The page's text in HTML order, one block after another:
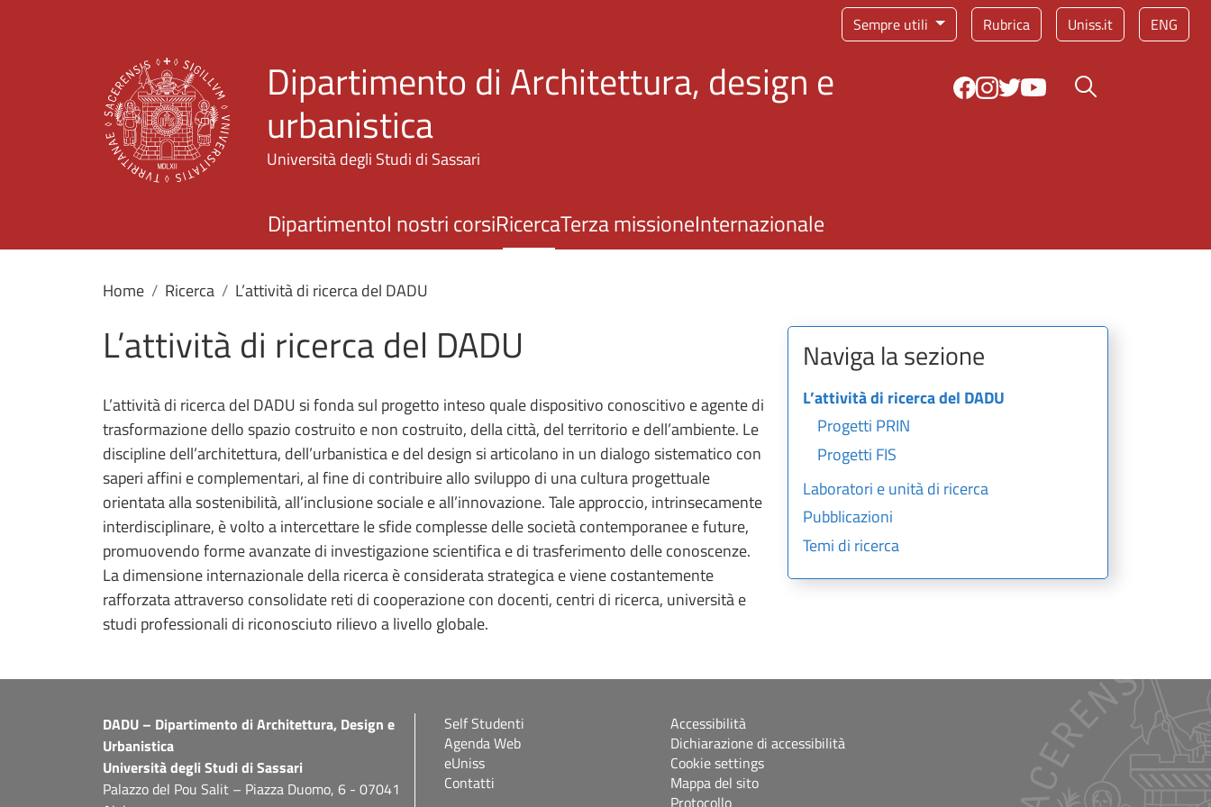
Sempre utili Rubrica Uniss.it ENG
Dipartimento di Architettura, design e
urbanistica
Università degli Studi di Sassari
Bottone cerca
DipartimentoI nostri corsiRicercaTerza missioneInternazionale
Home Ricerca L’attività di ricerca del DADU
L’attività di ricerca del DADU
L’attività di ricerca del DADU si fonda sul progetto inteso quale dispositivo conoscitivo e agente di
trasformazione dello spazio costruito e non costruito, della città, del territorio e dell’ambiente. Le
discipline dell’architettura, dell’urbanistica e del design si articolano in un dialogo sistematico con
saperi affini e complementari, al fine di contribuire allo sviluppo di una cultura progettuale
orientata alla sostenibilità, all’inclusione sociale e all’innovazione. Tale approccio, intrinsecamente
interdisciplinare, è volto a intercettare le sfide complesse delle società contemporanee e future,
promuovendo forme avanzate di investigazione scientifica e di trasferimento delle conoscenze.
La dimensione internazionale della ricerca è considerata strategica e viene costantemente
rafforzata attraverso consolidate reti di cooperazione con docenti, centri di ricerca, università e
studi professionali di riconosciuto rilievo a livello globale.
Naviga la sezione
L’attività di ricerca del DADU
Progetti PRIN
Progetti FIS
Laboratori e unità di ricerca
Pubblicazioni
Temi di ricerca
DADU – Dipartimento di Architettura, Design e
Urbanistica
Università degli Studi di Sassari
Palazzo del Pou Salit – Piazza Duomo, 6 - 07041
Self Studenti
Agenda Web
eUniss
Contatti
Accessibilità
Dichiarazione di accessibilità
Cookie settings
Mappa del sito
Protocollo